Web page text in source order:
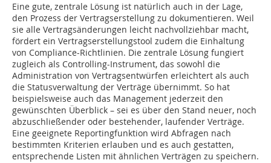
Eine gute, zentrale Lösung ist natürlich auch in der Lage,
den Prozess der Vertragserstellung zu dokumentieren. Weil
sie alle Vertragsänderungen leicht nachvollziehbar macht,
fördert ein Vertragserstellungstool zudem die Einhaltung
von Compliance-Richtlinien. Die zentrale Lösung fungiert
zugleich als Controlling-Instrument, das sowohl die
Administration von Vertragsentwürfen erleichtert als auch
die Statusverwaltung der Verträge übernimmt. So hat
beispielsweise auch das Management jederzeit den
gewünschten Überblick – sei es über den Stand neuer, noch
abzuschließender oder bestehender, laufender Verträge.
Eine geeignete Reportingfunktion wird Abfragen nach
bestimmten Kriterien erlauben und es auch gestatten,
entsprechende Listen mit ähnlichen Verträgen zu speichern.